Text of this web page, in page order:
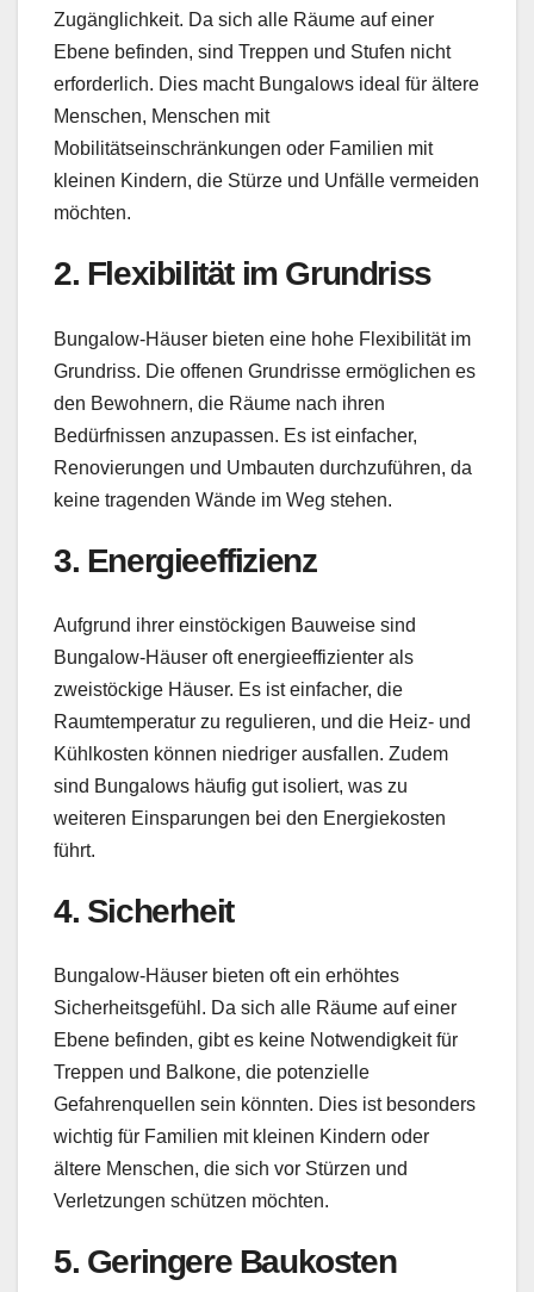
Zugänglichkeit. Da sich alle Räume auf einer
Ebene befinden, sind Treppen und Stufen nicht
erforderlich. Dies macht Bungalows ideal für ältere
Menschen, Menschen mit
Mobilitätseinschränkungen oder Familien mit
kleinen Kindern, die Stürze und Unfälle vermeiden
möchten.
2. Flexibilität im Grundriss
Bungalow-Häuser bieten eine hohe Flexibilität im
Grundriss. Die offenen Grundrisse ermöglichen es
den Bewohnern, die Räume nach ihren
Bedürfnissen anzupassen. Es ist einfacher,
Renovierungen und Umbauten durchzuführen, da
keine tragenden Wände im Weg stehen.
3. Energieeffizienz
Aufgrund ihrer einstöckigen Bauweise sind
Bungalow-Häuser oft energieeffizienter als
zweistöckige Häuser. Es ist einfacher, die
Raumtemperatur zu regulieren, und die Heiz- und
Kühlkosten können niedriger ausfallen. Zudem
sind Bungalows häufig gut isoliert, was zu
weiteren Einsparungen bei den Energiekosten
führt.
4. Sicherheit
Bungalow-Häuser bieten oft ein erhöhtes
Sicherheitsgefühl. Da sich alle Räume auf einer
Ebene befinden, gibt es keine Notwendigkeit für
Treppen und Balkone, die potenzielle
Gefahrenquellen sein könnten. Dies ist besonders
wichtig für Familien mit kleinen Kindern oder
ältere Menschen, die sich vor Stürzen und
Verletzungen schützen möchten.
5. Geringere Baukosten